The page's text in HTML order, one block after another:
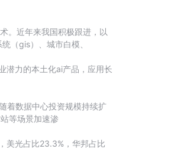
。近年来我国积极跟进，以
（gis）、城市白模、
潜力的本土化ai产品，应用长
着数据中心投资规模持续扩
等场景加速渗
美光占比23.3%，华邦占比